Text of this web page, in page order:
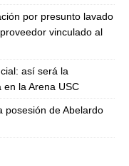
por presunto lavado
vinculado al
así será la
en la Arena USC
posesión de Abelardo